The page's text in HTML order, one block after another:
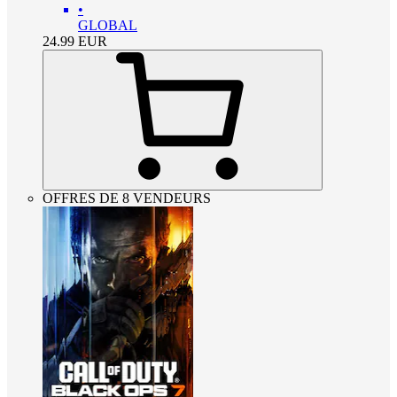
•
GLOBAL
24.99 EUR
OFFRES DE 8 VENDEURS